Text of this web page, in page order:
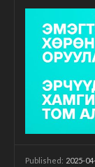
Published: 2025-